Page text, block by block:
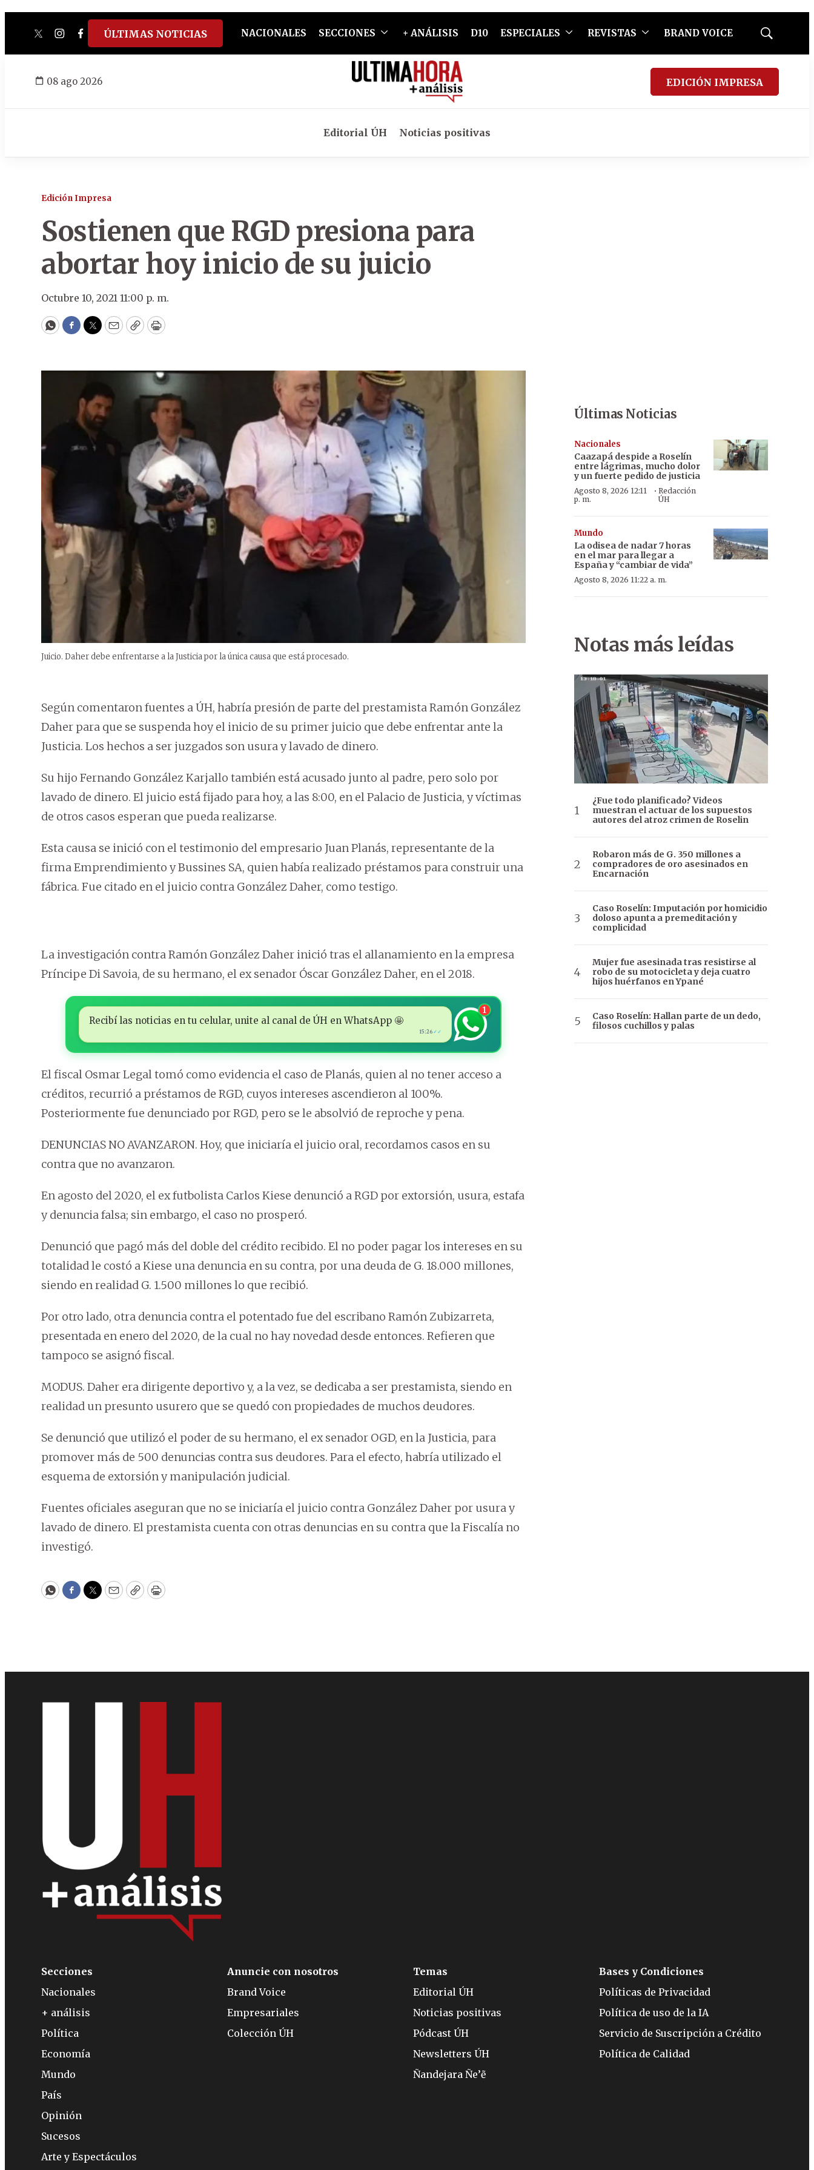
twitterinstagram
facebook
tiktokyoutube
spotify
ÚLTIMAS NOTICIAS NACIONALES SECCIONES + ANÁLISIS D10 ESPECIALES REVISTAS BRAND VOICE
Mostrar
08 ago 2026 EDICIÓN IMPRESA
Editorial ÚH Noticias positivas
Edición Impresa
Sostienen que RGD presiona para
abortar hoy inicio de su juicio
Octubre 10, 2021 11:00 p. m.
WhatsApp
Facebook
Twitter
EmailCopyPrint
Juicio. Daher debe enfrentarse a la Justicia por la única causa que está procesado.
Según comentaron fuentes a ÚH, habría presión de parte del prestamista Ramón González
Daher para que se suspenda hoy el inicio de su primer juicio que debe enfrentar ante la
Justicia. Los hechos a ser juzgados son usura y lavado de dinero.
Su hijo Fernando González Karjallo también está acusado junto al padre, pero solo por
lavado de dinero. El juicio está fijado para hoy, a las 8:00, en el Palacio de Justicia, y víctimas
de otros casos esperan que pueda realizarse.
Esta causa se inició con el testimonio del empresario Juan Planás, representante de la
firma Emprendimiento y Bussines SA, quien había realizado préstamos para construir una
fábrica. Fue citado en el juicio contra González Daher, como testigo.
La investigación contra Ramón González Daher inició tras el allanamiento en la empresa
Príncipe Di Savoia, de su hermano, el ex senador Óscar González Daher, en el 2018.
Recibí las noticias en tu celular, unite al canal de ÚH en WhatsApp 🤩
15:26 ✓✓
1
El fiscal Osmar Legal tomó como evidencia el caso de Planás, quien al no tener acceso a
créditos, recurrió a préstamos de RGD, cuyos intereses ascendieron al 100%.
Posteriormente fue denunciado por RGD, pero se le absolvió de reproche y pena.
DENUNCIAS NO AVANZARON. Hoy, que iniciaría el juicio oral, recordamos casos en su
contra que no avanzaron.
En agosto del 2020, el ex futbolista Carlos Kiese denunció a RGD por extorsión, usura, estafa
y denuncia falsa; sin embargo, el caso no prosperó.
Denunció que pagó más del doble del crédito recibido. El no poder pagar los intereses en su
totalidad le costó a Kiese una denuncia en su contra, por una deuda de G. 18.000 millones,
siendo en realidad G. 1.500 millones lo que recibió.
Por otro lado, otra denuncia contra el potentado fue del escribano Ramón Zubizarreta,
presentada en enero del 2020, de la cual no hay novedad desde entonces. Refieren que
tampoco se asignó fiscal.
MODUS. Daher era dirigente deportivo y, a la vez, se dedicaba a ser prestamista, siendo en
realidad un presunto usurero que se quedó con propiedades de muchos deudores.
Se denunció que utilizó el poder de su hermano, el ex senador OGD, en la Justicia, para
promover más de 500 denuncias contra sus deudores. Para el efecto, habría utilizado el
esquema de extorsión y manipulación judicial.
Fuentes oficiales aseguran que no se iniciaría el juicio contra González Daher por usura y
lavado de dinero. El prestamista cuenta con otras denuncias en su contra que la Fiscalía no
investigó.
WhatsApp
Facebook
Twitter
EmailCopyPrint
Últimas Noticias
Nacionales
Caazapá despide a Roselín
entre lágrimas, mucho dolor
y un fuerte pedido de justicia
Agosto 8, 2026 12:11
p. m.
· Redacción
ÚH
Mundo
La odisea de nadar 7 horas
en el mar para llegar a
España y “cambiar de vida”
Agosto 8, 2026 11:22 a. m.
Notas más leídas
¿Fue todo planificado? Videos
muestran el actuar de los supuestos
autores del atroz crimen de Roselin
Robaron más de G. 350 millones a
compradores de oro asesinados en
Encarnación
Caso Roselín: Imputación por homicidio
doloso apunta a premeditación y
complicidad
Mujer fue asesinada tras resistirse al
robo de su motocicleta y deja cuatro
hijos huérfanos en Ypané
Caso Roselín: Hallan parte de un dedo,
filosos cuchillos y palas
Secciones
Nacionales
+ análisis
Política
Economía
Mundo
País
Opinión
Sucesos
Arte y Espectáculos
Anuncie con nosotros
Brand Voice
Empresariales
Colección ÚH
Temas
Editorial ÚH
Noticias positivas
Pódcast ÚH
Newsletters ÚH
Ñandejara Ñe’ẽ
Bases y Condiciones
Políticas de Privacidad
Política de uso de la IA
Servicio de Suscripción a Crédito
Política de Calidad